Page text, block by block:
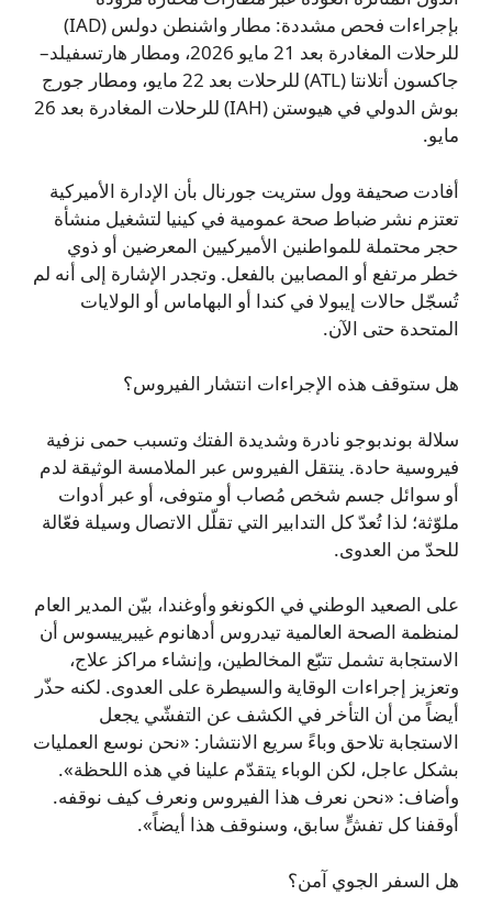
بإجراءات فحص مشددة: مطار واشنطن دولس (IAD)
للرحلات المغادرة بعد 21 مايو 2026، ومطار هارتسفيلد–
جاكسون أتلانتا (ATL) للرحلات بعد 22 مايو، ومطار جورج
بوش الدولي في هيوستن (IAH) للرحلات المغادرة بعد 26
مايو.
أفادت صحيفة وول ستريت جورنال بأن الإدارة الأميركية
تعتزم نشر ضباط صحة عمومية في كينيا لتشغيل منشأة
حجر محتملة للمواطنين الأميركيين المعرضين أو ذوي
خطر مرتفع أو المصابين بالفعل. وتجدر الإشارة إلى أنه لم
تُسجّل حالات إيبولا في كندا أو البهاماس أو الولايات
المتحدة حتى الآن.
هل ستوقف هذه الإجراءات انتشار الفيروس؟
سلالة بوندبوجو نادرة وشديدة الفتك وتسبب حمى نزفية
فيروسية حادة. ينتقل الفيروس عبر الملامسة الوثيقة لدم
أو سوائل جسم شخص مُصاب أو متوفى، أو عبر أدوات
ملوّثة؛ لذا تُعدّ كل التدابير التي تقلّل الاتصال وسيلة فعّالة
للحدّ من العدوى.
على الصعيد الوطني في الكونغو وأوغندا، بيّن المدير العام
لمنظمة الصحة العالمية تيدروس أدهانوم غيبرييسوس أن
الاستجابة تشمل تتبّع المخالطين، وإنشاء مراكز علاج،
وتعزيز إجراءات الوقاية والسيطرة على العدوى. لكنه حذّر
أيضاً من أن التأخر في الكشف عن التفشّي يجعل
الاستجابة تلاحق وباءً سريع الانتشار: «نحن نوسع العمليات
بشكل عاجل، لكن الوباء يتقدّم علينا في هذه اللحظة».
وأضاف: «نحن نعرف هذا الفيروس ونعرف كيف نوقفه.
أوقفنا كل تفشٍّ سابق، وسنوقف هذا أيضاً».
هل السفر الجوي آمن؟